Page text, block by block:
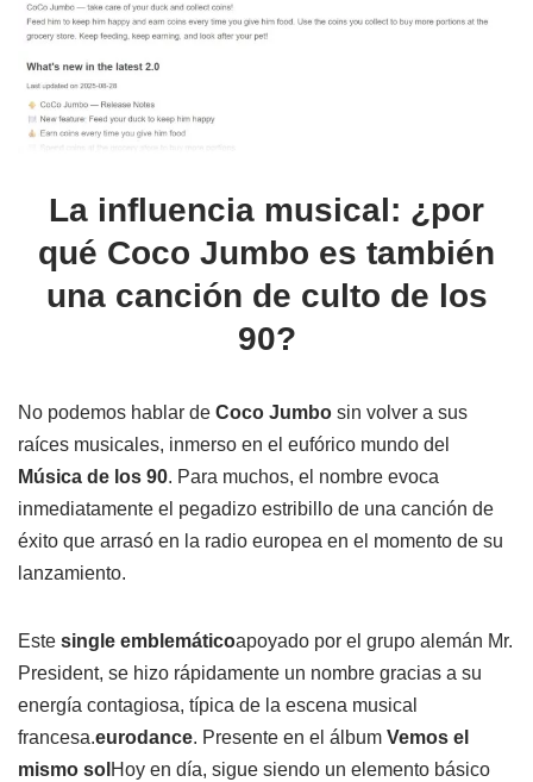
La influencia musical: ¿por
qué Coco Jumbo es también
una canción de culto de los
90?
No podemos hablar de Coco Jumbo sin volver a sus
raíces musicales, inmerso en el eufórico mundo del
Música de los 90. Para muchos, el nombre evoca
inmediatamente el pegadizo estribillo de una canción de
éxito que arrasó en la radio europea en el momento de su
lanzamiento.
Este single emblemáticoapoyado por el grupo alemán Mr.
President, se hizo rápidamente un nombre gracias a su
energía contagiosa, típica de la escena musical
francesa.eurodance. Presente en el álbum Vemos el
mismo sol Hoy en día, sigue siendo un elemento básico